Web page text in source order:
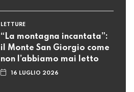
LETTURE
“La montagna incantata”:
il Monte San Giorgio come
non l’abbiamo mai letto
16 LUGLIO 2026